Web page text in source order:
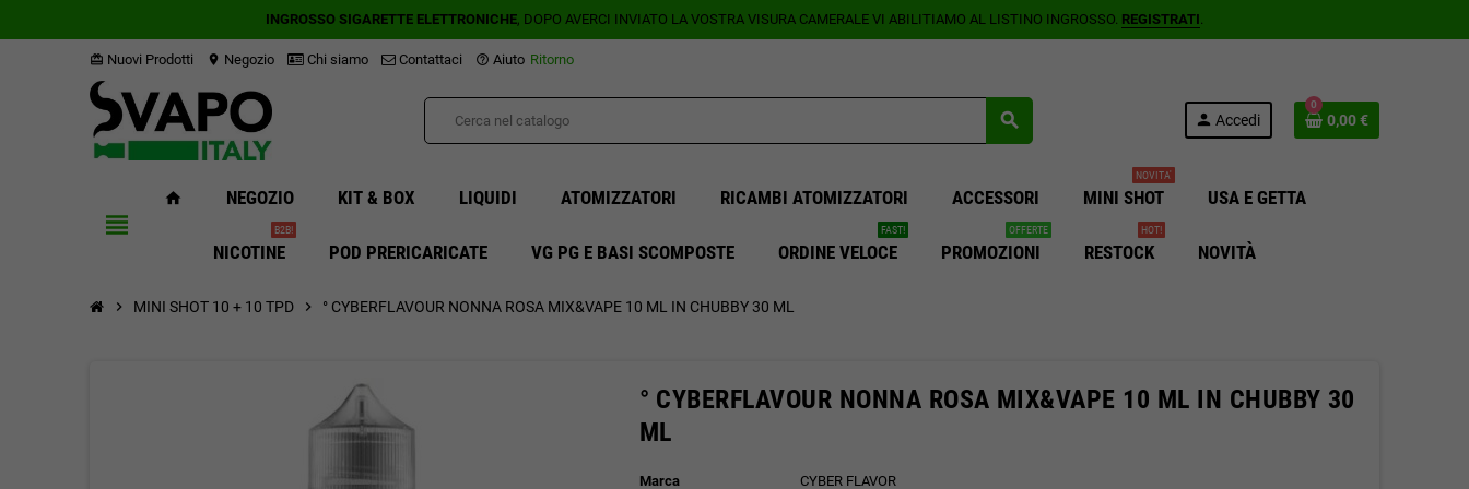
INGROSSO SIGARETTE ELETTRONICHE, DOPO AVERCI INVIATO LA VOSTRA VISURA CAMERALE VI ABILITIAMO AL LISTINO INGROSSO. REGISTRATI.
card_giftcard Nuovi Prodotti location_on Negozio Chi siamo Contattaci help_outline Aiuto Ritorno
search person Accedi
0
0,00 €
view_headline
home NEGOZIO KIT & BOX LIQUIDI ATOMIZZATORI RICAMBI ATOMIZZATORI ACCESSORI MINI SHOT
NOVITA'
USA E GETTA
NICOTINE
B2B!
POD PRERICARICATE VG PG E BASI SCOMPOSTE ORDINE VELOCE
FAST!
PROMOZIONI
OFFERTE
RESTOCK
HOT!
NOVITÀ
chevron_right MINI SHOT 10 + 10 TPD chevron_right ° CYBERFLAVOUR NONNA ROSA MIX&VAPE 10 ML IN CHUBBY 30 ML
° CYBERFLAVOUR NONNA ROSA MIX&VAPE 10 ML IN CHUBBY 30
ML
Marca
CYBER FLAVOR